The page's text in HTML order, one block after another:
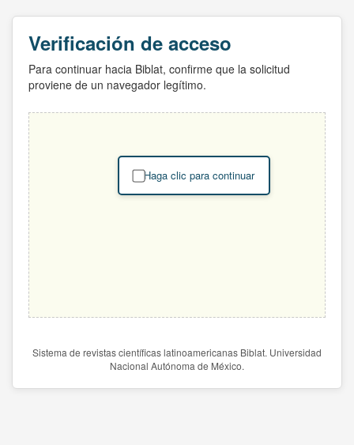
Verificación de acceso
Para continuar hacia Biblat, confirme que la solicitud
proviene de un navegador legítimo.
Haga clic para continuar
Sistema de revistas científicas latinoamericanas Biblat. Universidad
Nacional Autónoma de México.